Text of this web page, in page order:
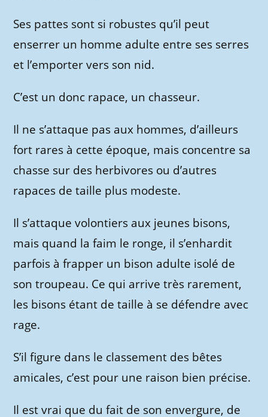
Ses pattes sont si robustes qu’il peut
enserrer un homme adulte entre ses serres
et l’emporter vers son nid.
C’est un donc rapace, un chasseur.
Il ne s’attaque pas aux hommes, d’ailleurs
fort rares à cette époque, mais concentre sa
chasse sur des herbivores ou d’autres
rapaces de taille plus modeste.
Il s’attaque volontiers aux jeunes bisons,
mais quand la faim le ronge, il s’enhardit
parfois à frapper un bison adulte isolé de
son troupeau. Ce qui arrive très rarement,
les bisons étant de taille à se défendre avec
rage.
S’il figure dans le classement des bêtes
amicales, c’est pour une raison bien précise.
Il est vrai que du fait de son envergure, de